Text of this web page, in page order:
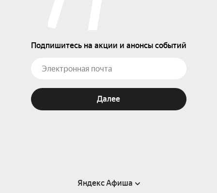
Подпишитесь на акции и анонсы событий
Далее
Яндекс Афиша